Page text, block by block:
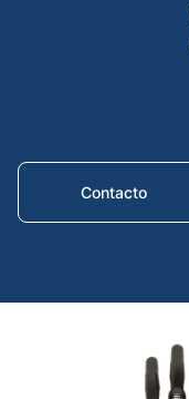
Contacto